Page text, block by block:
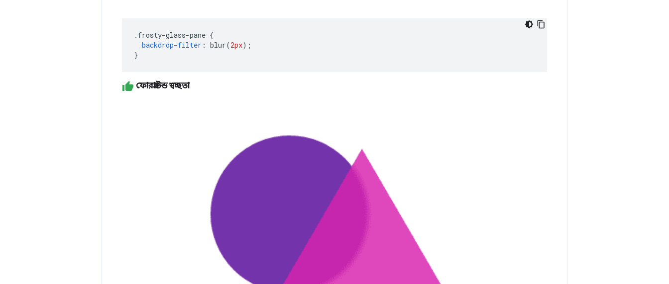
. frosty-glass-pane {
backdrop-filter : blur(2px);
}
ফোরগ্রাউন্ড স্বচ্ছতা